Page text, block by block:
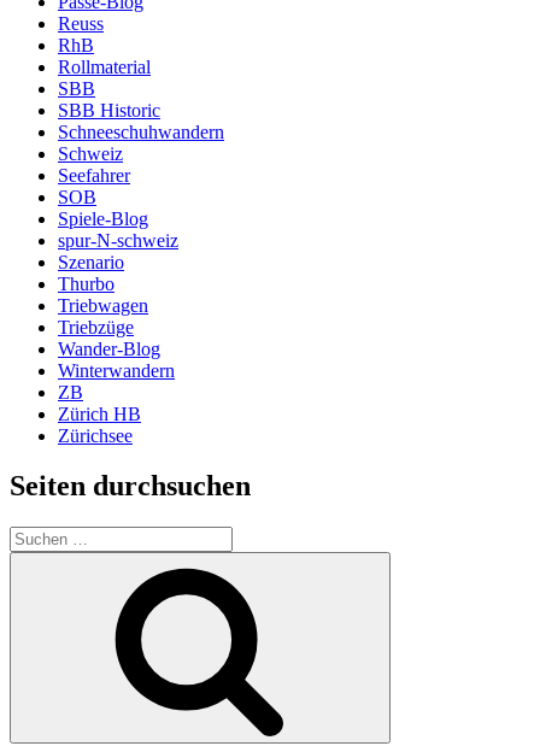
Reuss
RhB
Rollmaterial
SBB
SBB Historic
Schneeschuhwandern
Schweiz
Seefahrer
SOB
Spiele-Blog
spur-N-schweiz
Szenario
Thurbo
Triebwagen
Triebzüge
Wander-Blog
Winterwandern
ZB
Zürich HB
Zürichsee
Seiten durchsuchen
Suchen
nach: